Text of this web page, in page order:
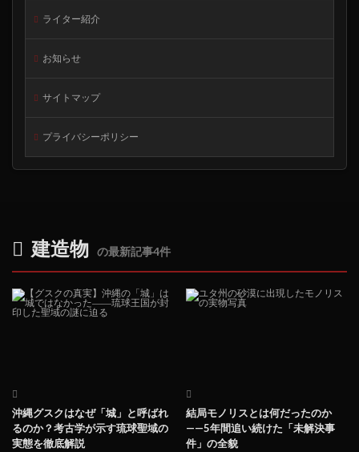
ライター紹介
お知らせ
サイトマップ
プライバシーポリシー
建造物 の最新記事4件
沖縄グスクはなぜ「城」と呼ばれ
るのか？考古学が示す琉球聖域の
実態を徹底解説
結局モノリスとは何だったのか
——5年間追い続けた「未解決事
件」の全貌